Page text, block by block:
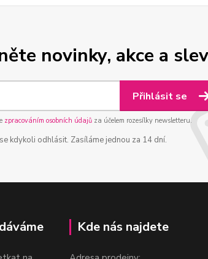
novinky, akce a
Přihlásit se
zpracováním osobních údajůza účelem rozesílky newsletteru.
kdykoli odhlásit. Zasíláme jednou za 14 dní.
Kde nás najdete